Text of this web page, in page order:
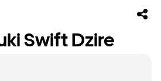
Swift Dzire